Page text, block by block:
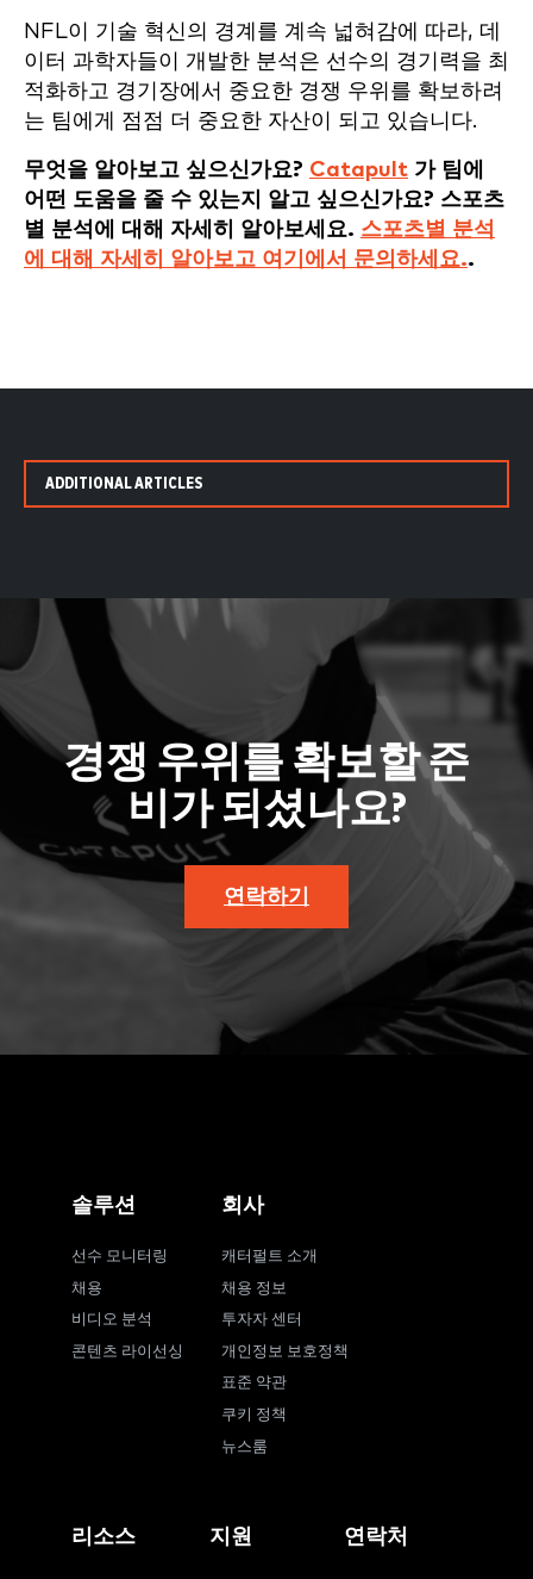
NFL이 기술 혁신의 경계를 계속 넓혀감에 따라, 데
이터 과학자들이 개발한 분석은 선수의 경기력을 최
적화하고 경기장에서 중요한 경쟁 우위를 확보하려
는 팀에게 점점 더 중요한 자산이 되고 있습니다.
무엇을 알아보고 싶으신가요? Catapult 가 팀에
어떤 도움을 줄 수 있는지 알고 싶으신가요? 스포츠
별 분석에 대해 자세히 알아보세요. 스포츠별 분석
에 대해 자세히 알아보고 여기에서 문의하세요..
ADDITIONAL ARTICLES
경쟁 우위를 확보할 준
비가 되셨나요?
연락하기
솔루션
선수 모니터링
채용
비디오 분석
콘텐츠 라이선싱
회사
캐터펄트 소개
채용 정보
투자자 센터
개인정보 보호정책
표준 약관
쿠키 정책
뉴스룸
리소스 지원 연락처